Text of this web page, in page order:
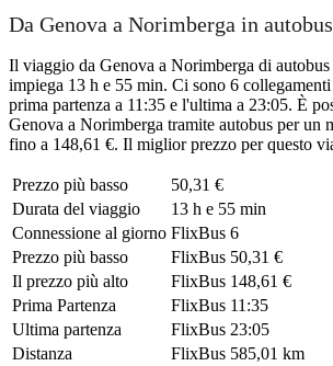
Da Genova a Norimberga in autobus
Il viaggio da Genova a Norimberga di
impiega 13 h e 55 min. Ci sono 6
prima partenza a 11:35 e l'ultima a 23:05. È
Genova a Norimberga tramite autobus per un
fino a 148,61 €. Il miglior prezzo per questo
Prezzo più basso
50,31 €
Durata del viaggio
13 h e 55 min
Connessione al giorno FlixBus 6
Prezzo più basso
FlixBus 50,31 €
Il prezzo più alto
FlixBus 148,61 €
Prima Partenza
FlixBus 11:35
Ultima partenza
FlixBus 23:05
Distanza
FlixBus 585,01 km